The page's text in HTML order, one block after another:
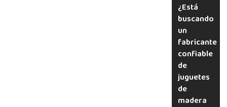
¿Está
buscando
un
fabricante
confiable
de
juguetes
de
madera